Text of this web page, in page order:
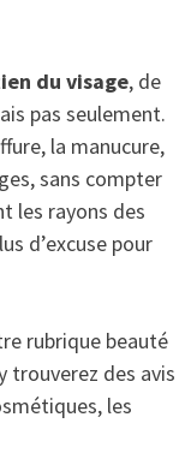
du visage, de
pas seulement.
la manucure,
sans compter
les rayons des
d’excuse pour
rubrique beauté
trouverez des avis
les